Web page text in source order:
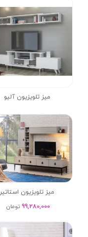
میز تلویزیون آلیو
میز تلویزیون استاتیر
99,280,000 تومان